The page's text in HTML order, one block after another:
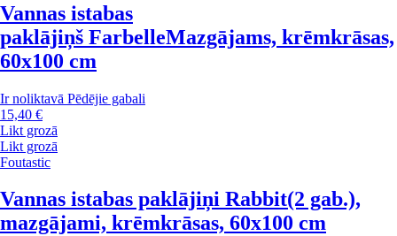
Vannas istabas
paklājiņš FarbelleMazgājams, krēmkrāsas,
60x100 cm
Ir noliktavā Pēdējie gabali
15,40 €
Likt grozā
Likt grozā
Foutastic
Vannas istabas paklājiņi Rabbit(2 gab.),
mazgājami, krēmkrāsas, 60x100 cm